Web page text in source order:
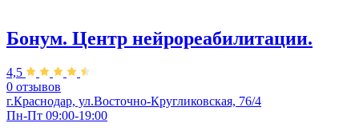
Бонум. Центр нейрореабилитации.
4,5
0 отзывов
г.Краснодар, ул.Восточно-Кругликовская, 76/4
Пн-Пт 09:00-19:00